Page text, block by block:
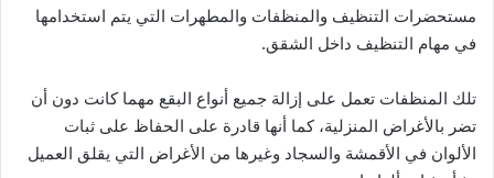
مستحضرات التنظيف والمنظفات والمطهرات التي يتم استخدامها
في مهام التنظيف داخل الشقق.
تلك المنظفات تعمل على إزالة جميع أنواع البقع مهما كانت دون أن
تضر بالأغراض المنزلية، كما أنها قادرة على الحفاظ على ثبات
الألوان في الأقمشة والسجاد وغيرها من الأغراض التي يقلق العميل